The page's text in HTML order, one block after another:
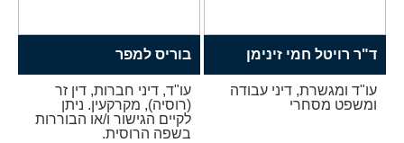
ד"ר רויטל חמי זינימן
עו"ד ומגשרת, דיני עבודה
ומשפט מסחרי
בוריס למפר
עו"ד, דיני חברות, דין זר
(רוסיה), מקרקעין. ניתן
לקיים הגישור ו/או הבוררות
בשפה הרוסית.